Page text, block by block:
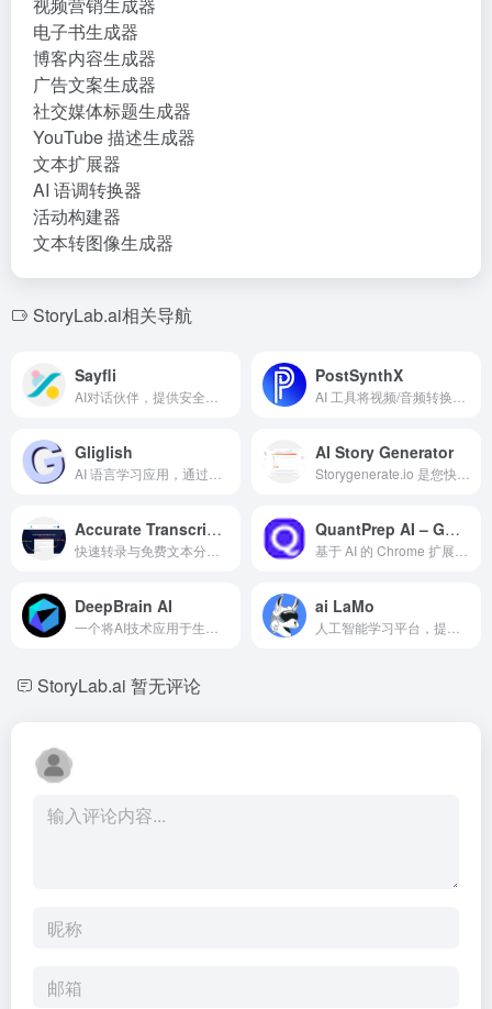
电子书生成器
博客内容生成器
广告文案生成器
社交媒体标题生成器
YouTube 描述生成器
文本扩展器
AI 语调转换器
活动构建器
文本转图像生成器
StoryLab.ai相关导航
Sayfli PostSynthX
Gliglish AI Story Generator
Accurate Transcriptions (speech to text) QuantPrep AI – GRE & GMAT Quant Prep
DeepBrain AI ai LaMo
StoryLab.ai 暂无评论